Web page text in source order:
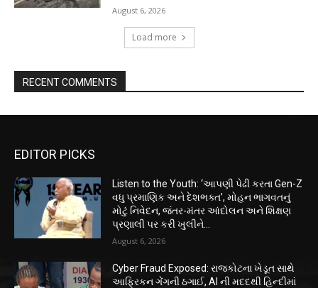
August 6, 2026
Load more
RECENT COMMENTS
EDITOR PICKS
Listen to the Youth: ‘આપણી પેઢી કરતા Gen-Z
વધુ પ્રમાણિક અને દેશભક્ત’, મોહન ભાગવતનું
મોટું નિવેદન, જંતર-મંતર આંદોલન અને શિક્ષણ
પ્રણાલી પર કરી ખુલીને...
August 6, 2026
Cyber Fraud Exposed: રાજકોટના ખેડૂત સાથે
આફ્રિકન ગેંગની ઠગાઈ, AI ની મદદથી હિન્દીમાં